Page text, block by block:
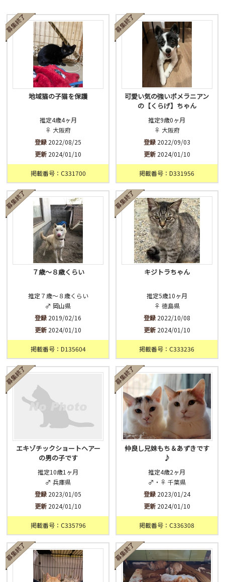
済 未 不明
地域猫の子猫を保護
推定4歳4ヶ月
♀ 大阪府
登録 2022/08/25
更新 2024/01/10
掲載番号：C331700
可愛い気の強いポメラニアン
の【くらげ】ちゃん
推定9歳0ヶ月
♀ 大阪府
登録2022/09/03
更新2024/01/10
掲載番号：D331956
７歳〜８歳くらい
推定７歳〜８歳くらい
♂ 岡山県
登録 2019/02/16
更新 2024/01/10
掲載番号：D135604
キジトラちゃん
推定5歳10ヶ月
♀ 徳島県
登録2022/10/08
更新2024/01/10
掲載番号：C333236
エキゾチックショートヘアー
の男の子です
推定10歳1ヶ月
♂ 兵庫県
登録 2023/01/05
更新 2024/01/10
掲載番号：C335796
仲良し兄妹もち＆あずきです
♪
推定4歳2ヶ月
♂・♀ 千葉県
登録2023/01/24
更新2024/01/10
掲載番号：C336308